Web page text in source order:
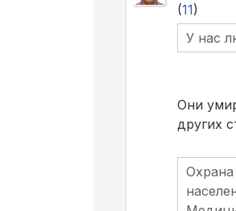
(11)
У нас
Они
других